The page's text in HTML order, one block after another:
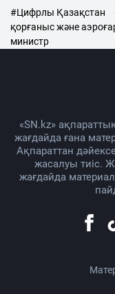
#Цифрлы Қазақстан
қорғаныс және
министр
«SN.kz»
жағдайда ғана
Ақпараттан
жасалуы тиіс.
жағдайда